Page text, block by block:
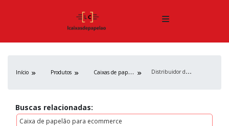
Início Produtos C
aixas de papelão D
istribuidor de caixa palete de papelão ondulado
Buscas relacionadas:
Caixa de papelão para ecommerce